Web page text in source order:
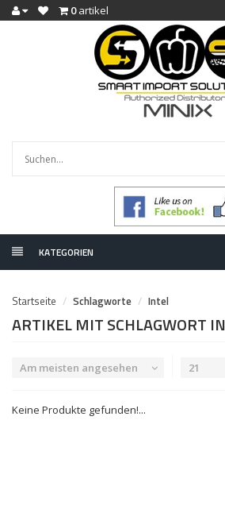
0artikel
KATEGORIEN
Startseite Schlagworte Intel
ARTIKEL MIT SCHLAGWORT
Am meisten angesehen 21
Keine Produkte gefunden!...